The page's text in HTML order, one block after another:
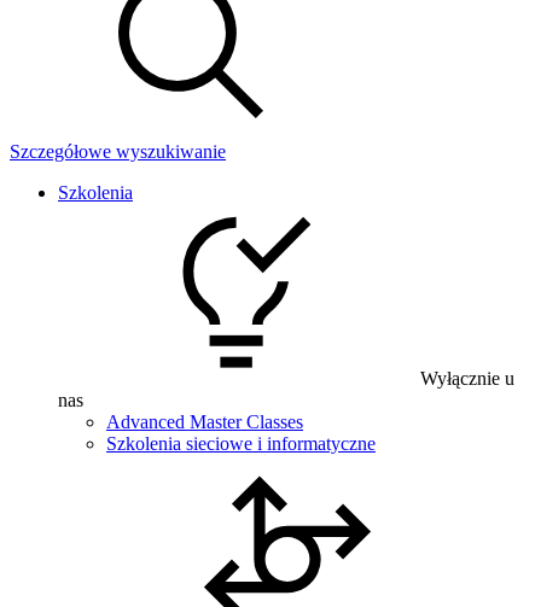
Szczegółowe wyszukiwanie
Szkolenia
Wyłącznie u
nas
Advanced Master Classes
Szkolenia sieciowe i informatyczne